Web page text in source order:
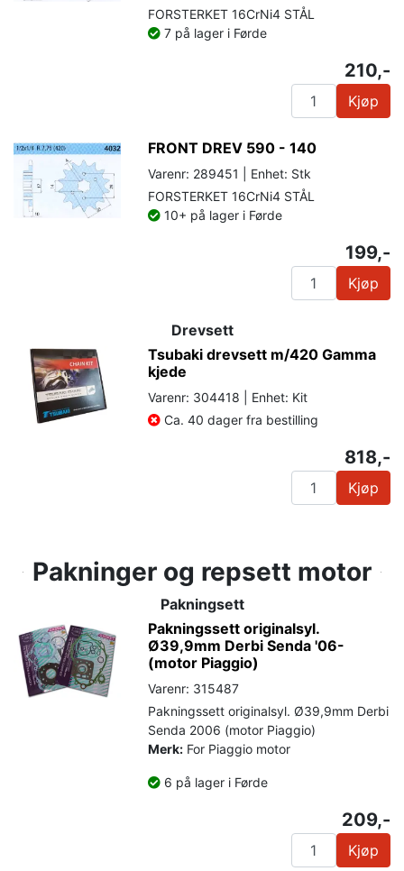
FORSTERKET 16CrNi4 STÅL
7 på lager i Førde
210,-
Kjøp
FRONT DREV 590 - 140
Varenr: 289451 | Enhet: Stk
FORSTERKET 16CrNi4 STÅL
10+ på lager i Førde
199,-
Kjøp
Drevsett
Tsubaki drevsett m/420 Gamma
kjede
Varenr: 304418 | Enhet: Kit
Ca. 40 dager fra bestilling
818,-
Kjøp
Pakninger og repsett motor
Pakningsett
Pakningssett originalsyl.
Ø39,9mm Derbi Senda '06-
(motor Piaggio)
Varenr: 315487
Pakningssett originalsyl. Ø39,9mm Derbi
Senda 2006 (motor Piaggio)
Merk: For Piaggio motor
6 på lager i Førde
209,-
Kjøp